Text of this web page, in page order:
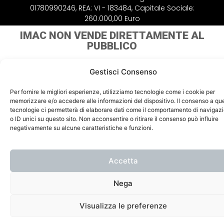
Gestisci Consenso
Per fornire le migliori esperienze, utilizziamo tecnologie come i cookie per
memorizzare e/o accedere alle informazioni del dispositivo. Il consenso a
tecnologie ci permetterà di elaborare dati come il comportamento di
o ID unici su questo sito. Non acconsentire o ritirare il consenso può influire
negativamente su alcune caratteristiche e funzioni.
Accetta
Nega
Visualizza le preferenze
01780990246, REA: VI - 183484, Capitale Sociale:
260.000,00 Euro
IMAC NON VENDE DIRETTAMENTE AL
PUBBLICO